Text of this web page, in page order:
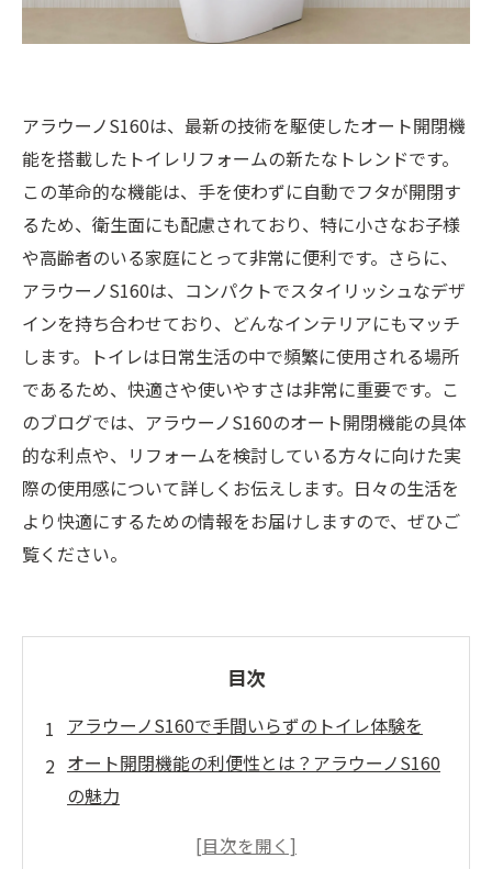
アラウーノS160は、最新の技術を駆使したオート開閉機
能を搭載したトイレリフォームの新たなトレンドです。
この革命的な機能は、手を使わずに自動でフタが開閉す
るため、衛生面にも配慮されており、特に小さなお子様
や高齢者のいる家庭にとって非常に便利です。さらに、
アラウーノS160は、コンパクトでスタイリッシュなデザ
インを持ち合わせており、どんなインテリアにもマッチ
します。トイレは日常生活の中で頻繁に使用される場所
であるため、快適さや使いやすさは非常に重要です。こ
のブログでは、アラウーノS160のオート開閉機能の具体
的な利点や、リフォームを検討している方々に向けた実
際の使用感について詳しくお伝えします。日々の生活を
より快適にするための情報をお届けしますので、ぜひご
覧ください。
目次
アラウーノS160で手間いらずのトイレ体験を
オート開閉機能の利便性とは？アラウーノS160
の魅力
小さなお子様も安心、アラウーノS160の衛生面